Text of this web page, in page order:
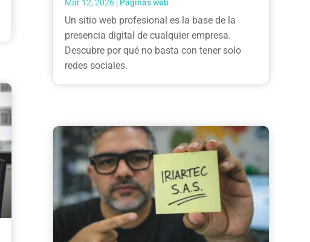
Mar 12, 2026| Páginas web
Un sitio web profesional es la base de la
presencia digital de cualquier empresa.
Descubre por qué no basta con tener solo
redes sociales.